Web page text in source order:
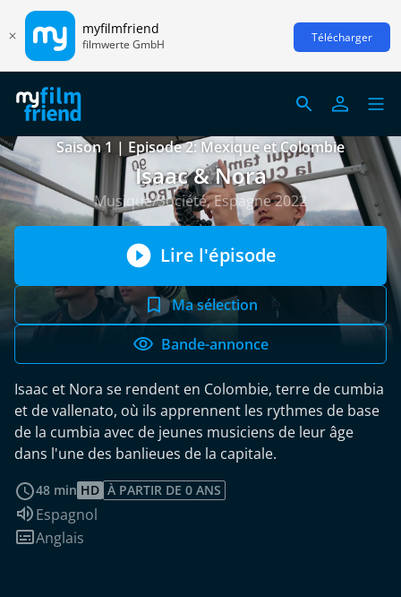
myfilmfriend
filmwerte GmbH Télécharger
Saison 1 | Episode 2: Mexique et Colombie
Isaac & Nora
Musique/Société, Espagne 2022
Lire l'épisode
Ma sélection
Bande-annonce
Isaac et Nora se rendent en Colombie, terre de cumbia
et de vallenato, où ils apprennent les rythmes de base
de la cumbia avec de jeunes musiciens de leur âge
dans l'une des banlieues de la capitale.
48 min HD À PARTIR DE 0 ANS
Audio :
Espagnol
Sous-titres :
Anglais